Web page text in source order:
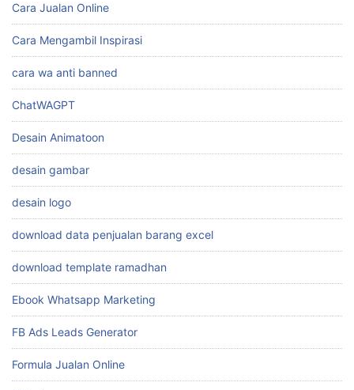
Cara Jualan Online
Cara Mengambil Inspirasi
cara wa anti banned
ChatWAGPT
Desain Animatoon
desain gambar
desain logo
download data penjualan barang excel
download template ramadhan
Ebook Whatsapp Marketing
FB Ads Leads Generator
Formula Jualan Online